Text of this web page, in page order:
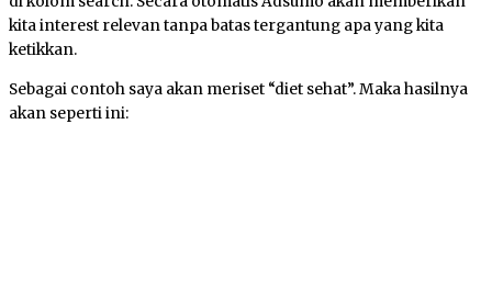
kita interest relevan tanpa batas tergantung apa yang kita
ketikkan.
Sebagai contoh saya akan meriset “diet sehat”. Maka hasilnya
akan seperti ini: